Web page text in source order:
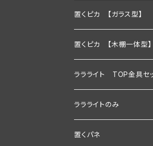
600ｍｍ
900ｍｍ
1200ｍｍ
600ｍｍ以下
900ｍｍ以下
置くピカ 【ガラス型】
600ｍｍ
900ｍｍ
1200ｍｍ
600ｍｍ以下
置くピカ 【木棚一体型】
600mm
900mm
1200ｍｍ
ララライト TOP金具セ
600ｍｍ
900ｍｍ
ララライトのみ
600ｍｍ
置くパネ